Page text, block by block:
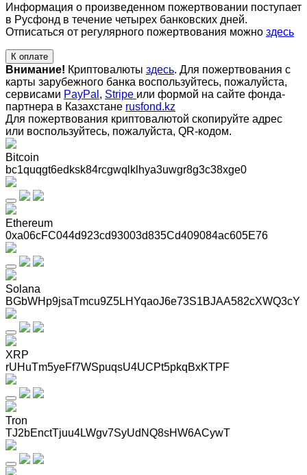
Информация о произведенном пожертвовании поступает
в Русфонд в течение четырех банковских дней.
Отписаться от регулярного пожертвования можно здесь
К оплате
Внимание! Криптовалюты здесь. Для пожертвования с
карты зарубежного банка воспользуйтесь, пожалуйста,
сервисами PayPal , Stripe или формой на сайте фонда-
партнера в Казахстане rusfond.kz
Для пожертвования криптовалютой скопируйте адрес
или воспользуйтесь, пожалуйста, QR-кодом.
Bitcoin
bc1quqgt6edksk84rcgwqlklhya3uwgr8g3c38xge0
Ethereum
0xa06cFC044d923cd93003d835Cd409084ac605E76
Solana
BGbWHp9jsaTmcu9Z5LHYqaoJ6e73S1BJAA582cXWQ3cY
XRP
rUHuTm5yeFf7WSpuqsU4UCPt5pkqBxKTPF
Tron
TJ2bEnctTjuu4LWgv7SyUdNQ8sHW6ACywT